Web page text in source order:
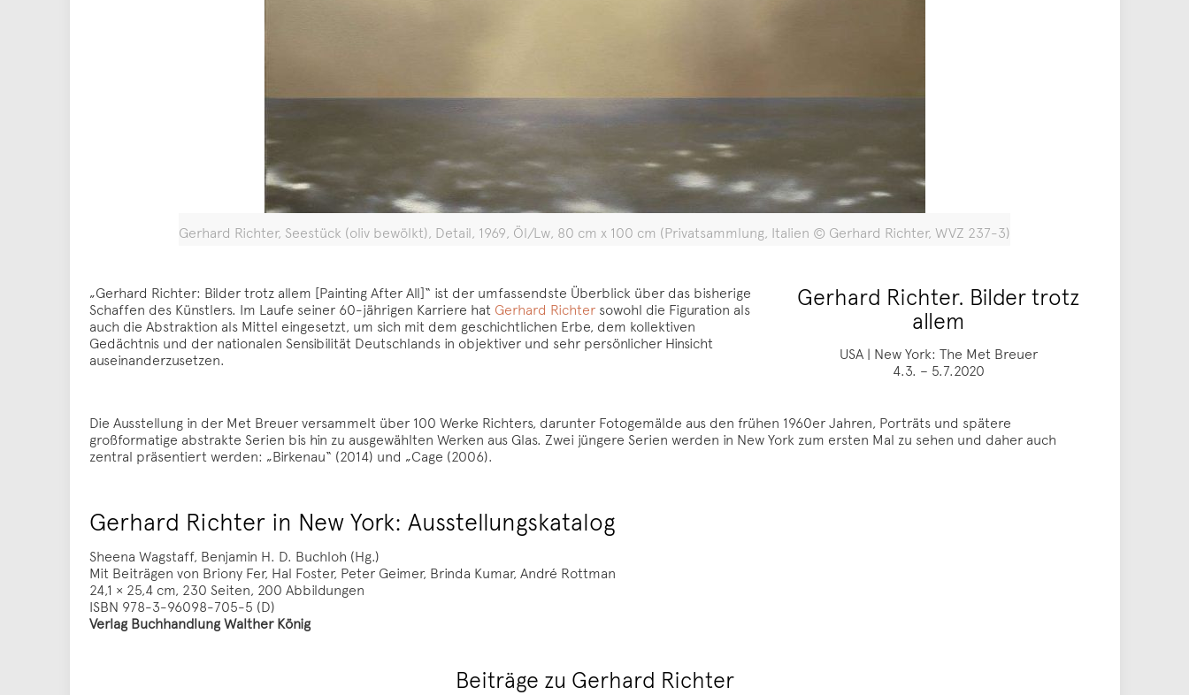
Gerhard Richter, Seestück (oliv bewölkt), Detail, 1969, Öl/Lw, 80 cm x 100 cm (Privatsammlung, Italien © Gerhard Richter, WVZ 237-3)
„Gerhard Richter: Bilder trotz allem [Painting After All]“ ist der umfassendste Überblick über das bisherige
Schaffen des Künstlers. Im Laufe seiner 60-jährigen Karriere hat Gerhard Richtersowohl die Figuration als
auch die Abstraktion als Mittel eingesetzt, um sich mit dem geschichtlichen Erbe, dem kollektiven
Gedächtnis und der nationalen Sensibilität Deutschlands in objektiver und sehr persönlicher Hinsicht
auseinanderzusetzen.
Gerhard Richter. Bilder trotz
allem
USA | New York: The Met Breuer
4.3. – 5.7.2020
Die Ausstellung in der Met Breuer versammelt über 100 Werke Richters, darunter Fotogemälde aus den frühen 1960er Jahren, Porträts und spätere
großformatige abstrakte Serien bis hin zu ausgewählten Werken aus Glas. Zwei jüngere Serien werden in New York zum ersten Mal zu sehen und daher auch
zentral präsentiert werden: „Birkenau“ (2014) und „Cage (2006).
Gerhard Richter in New York: Ausstellungskatalog
Sheena Wagstaff, Benjamin H. D. Buchloh (Hg.)
Mit Beiträgen von Briony Fer, Hal Foster, Peter Geimer, Brinda Kumar, André Rottman
24,1 × 25,4 cm, 230 Seiten, 200 Abbildungen
ISBN 978-3-96098-705-5 (D)
Verlag Buchhandlung Walther König
Beiträge zu Gerhard Richter